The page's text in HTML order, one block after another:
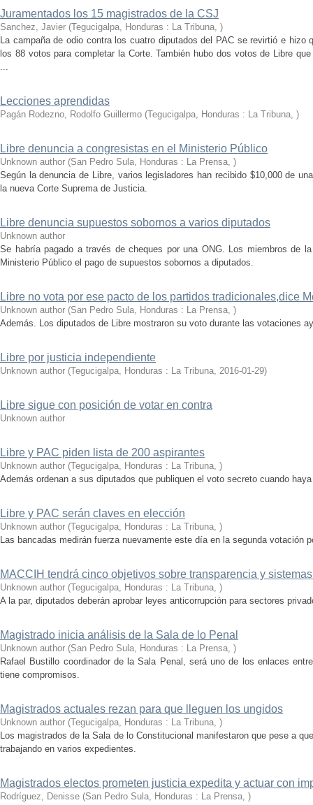
Juramentados los 15 magistrados de la CSJ
Sanchez, Javier (Tegucigalpa, Honduras : La Tribuna, )
La campaña de odio contra los cuatro diputados del PAC se revirtió e hizo
los 88 votos para completar la Corte. También hubo dos votos de Libre
...
Lecciones aprendidas
Pagán Rodezno, Rodolfo Guillermo (Tegucigalpa, Honduras : La Tribuna, )
Libre denuncia a congresistas en el Ministerio Público
Unknown author (San Pedro Sula, Honduras : La Prensa, )
Según la denuncia de Libre, varios legisladores han recibido $10,000 de
la nueva Corte Suprema de Justicia.
Libre denuncia supuestos sobornos a varios diputados
Unknown author
Se habría pagado a través de cheques por una ONG. Los miembros de
Ministerio Público el pago de supuestos sobornos a diputados.
Libre no vota por ese pacto de los partidos tradicionales,dice
Unknown author (San Pedro Sula, Honduras : La Prensa, )
Además. Los diputados de Libre mostraron su voto durante las votaciones
Libre por justicia independiente
Unknown author (Tegucigalpa, Honduras : La Tribuna, 2016-01-29)
Libre sigue con posición de votar en contra
Unknown author
Libre y PAC piden lista de 200 aspirantes
Unknown author (Tegucigalpa, Honduras : La Tribuna, )
Además ordenan a sus diputados que publiquen el voto secreto cuando
Libre y PAC serán claves en elección
Unknown author (Tegucigalpa, Honduras : La Tribuna, )
Las bancadas medirán fuerza nuevamente este día en la segunda votación
MACCIH tendrá cinco objetivos sobre transparencia y
Unknown author (Tegucigalpa, Honduras : La Tribuna, )
A la par, diputados deberán aprobar leyes anticorrupción para sectores
Magistrado inicia análisis de la Sala de lo Penal
Unknown author (San Pedro Sula, Honduras : La Prensa, )
Rafael Bustillo coordinador de la Sala Penal, será uno de los enlaces
tiene compromisos.
Magistrados actuales rezan para que lleguen los ungidos
Unknown author (Tegucigalpa, Honduras : La Tribuna, )
Los magistrados de la Sala de lo Constitucional manifestaron que pese a
trabajando en varios expedientes.
Magistrados electos prometen justicia expedita y actuar con
Rodríguez, Denisse (San Pedro Sula, Honduras : La Prensa, )